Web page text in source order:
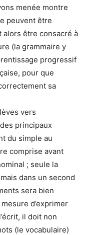
menée montre
peuvent être
alors être consacré à
(la grammaire y
progressif
pour que
sa
vers
principaux
du simple au
comprise avant
; seule la
dans un second
sera bien
d’exprimer
il doit non
(le vocabulaire)